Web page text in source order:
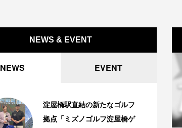
NEWS & EVENT
NEWS EVENT
淀屋橋駅直結の新たなゴルフ
拠点「ミズノゴルフ淀屋橋ゲ